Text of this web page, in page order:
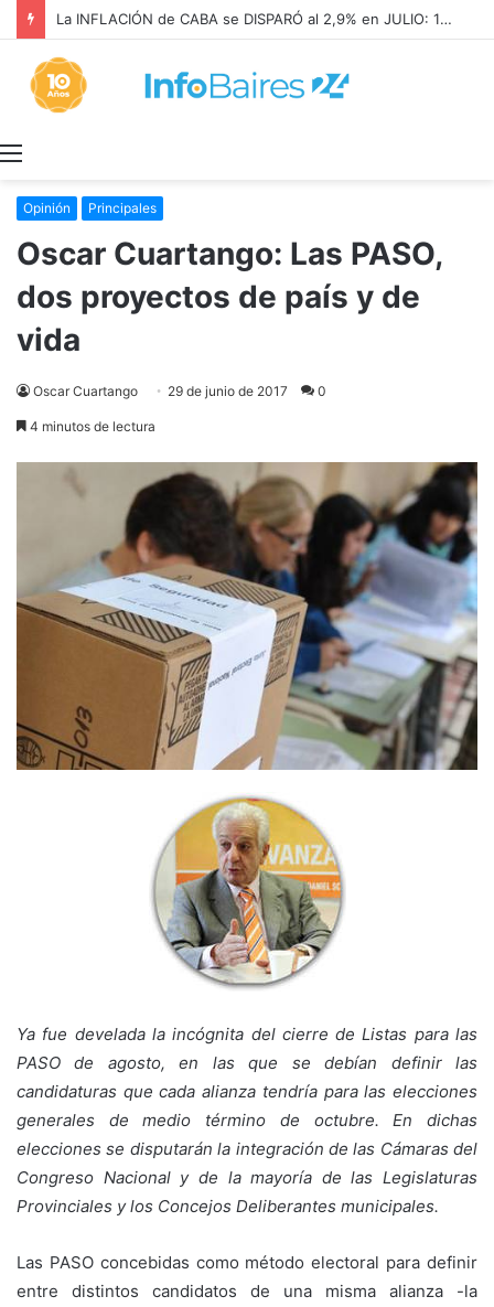
Opinión Principales
Oscar Cuartango: Las PASO,
dos proyectos de país y de
vida
Oscar Cuartango 29 de junio de 2017 0
4 minutos de lectura
Ya fue develada la incógnita del cierre de Listas para las
PASO de agosto, en las que se debían definir las
candidaturas que cada alianza tendría para las elecciones
generales de medio término de octubre. En dichas
elecciones se disputarán la integración de las Cámaras del
Congreso Nacional y de la mayoría de las Legislaturas
Provinciales y los Concejos Deliberantes municipales.
Las PASO concebidas como método electoral para definir
entre distintos candidatos de una misma alianza -la